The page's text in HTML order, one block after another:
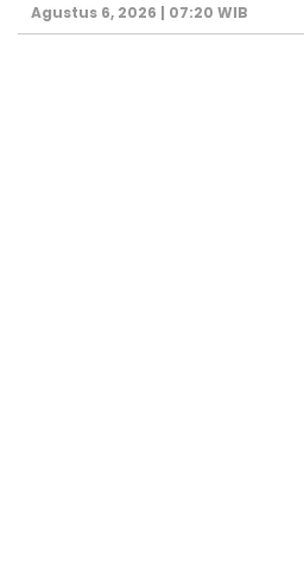
Agustus 6, 2026 | 07:20 WIB